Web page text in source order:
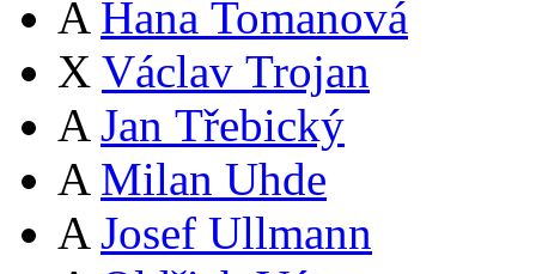
A Hana Tomanová
X Václav Trojan
A Jan Třebický
A Milan Uhde
A Josef Ullmann